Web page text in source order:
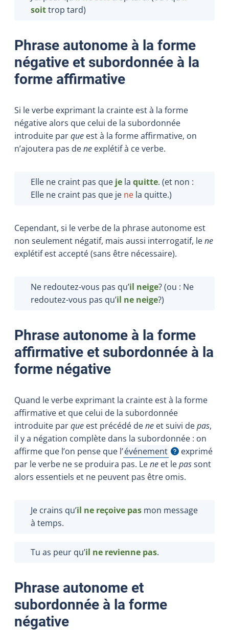
soittrop tard)
Phrase autonome à la forme
négative et subordonnée à la
forme affirmative
Si le verbe exprimant la crainte est à la forme
négative alors que celui de la subordonnée
introduite parque est à la forme affirmative, on
n’ajoutera pas dene explétif à ce verbe.
Elle ne craint pas que je la quitte. (et non :
Elle ne craint pas que je ne la quitte.)
Cependant, si le verbe de la phrase autonome est
non seulement négatif, mais aussi interrogatif, lene
explétif est accepté (sans être nécessaire).
Ne redoutez-vous pas qu’il neige? (ou : Ne
redoutez-vous pas qu’il ne neige?)
Phrase autonome à la forme
affirmative et subordonnée à la
forme négative
Quand le verbe exprimant la crainte est à la forme
affirmative et que celui de la subordonnée
introduite parque est précédé dene et suivi depas,
il y a négation complète dans la subordonnée : on
affirme que l’on pense que l’événement
Afficher l'infobulleexprimé
par le verbe ne se produira pas. Lene et lepassont
alors essentiels et ne peuvent pas être omis.
Je crains qu’il ne reçoive pas mon message
à temps.
Tu as peur qu’il ne revienne pas.
Phrase autonome et
subordonnée à la forme
négative